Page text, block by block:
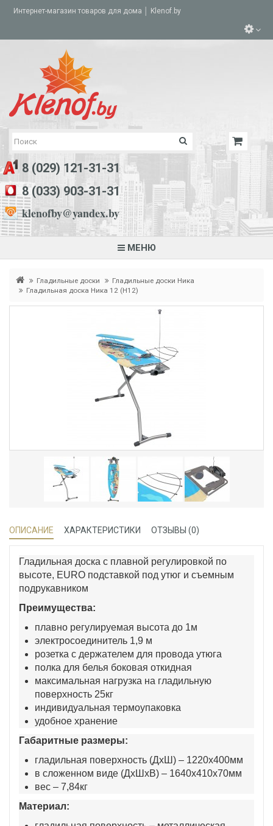
Интернет-магазин товаров для дома │ Klenof.by
8 (029) 121-31-31
8 (033) 903-31-31
klenofby@yandex.by
МЕНЮ
Гладильные доски
Гладильные доски Ника
Гладильная доска Ника 12 (Н12)
ОПИСАНИЕ ХАРАКТЕРИСТИКИ ОТЗЫВЫ (0)
Гладильная доска с плавной регулировкой по
высоте, EURO подставкой под утюг и съемным
подрукавником
Преимущества:
плавно регулируемая высота до 1м
электросоединитель 1,9 м
розетка с держателем для провода утюга
полка для белья боковая откидная
максимальная нагрузка на гладильную
поверхность 25кг
индивидуальная термоупаковка
удобное хранение
Габаритные размеры:
гладильная поверхность (ДхШ) – 1220х400мм
в сложенном виде (ДхШхВ) – 1640х410х70мм
вес – 7,84кг
Материал: